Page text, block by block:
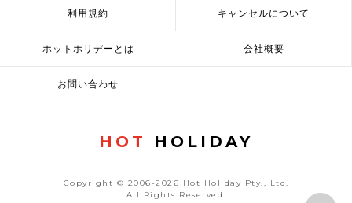
利用規約 キャンセルについて
ホットホリデーとは 会社概要
お問い合わせ
HOT HOLIDAY
Copyright © 2006-2026 Hot Holiday Pty., Ltd.
All Rights Reserved.